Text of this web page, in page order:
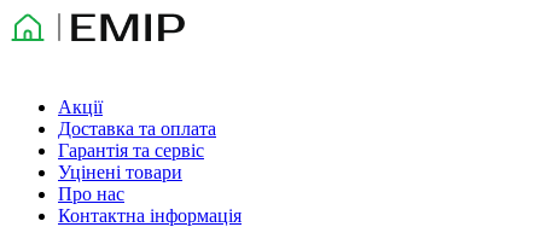
Акції
Доставка та оплата
Гарантія та сервіс
Уцінені товари
Про нас
Контактна інформація